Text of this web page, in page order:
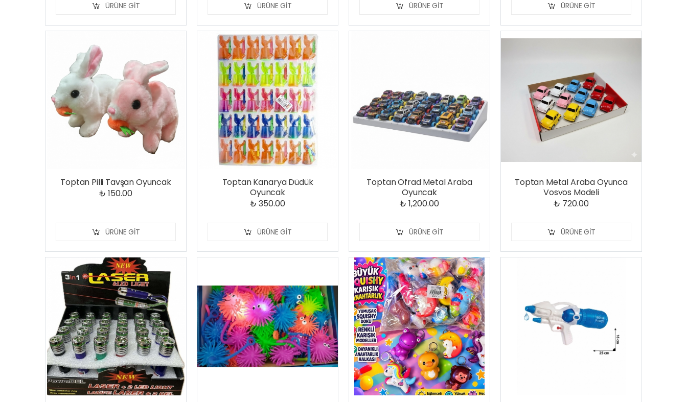
ÜRÜNE GIT ÜRÜNE GIT ÜRÜNE GIT ÜRÜNE GIT
Toptan Pilli Tavşan Oyuncak
₺ 150.00
ÜRÜNE GIT
Toptan Kanarya Düdük
Oyuncak
₺ 350.00
ÜRÜNE GIT
Toptan Ofrad Metal Araba
Oyuncak
₺ 1,200.00
ÜRÜNE GIT
Toptan Metal Araba Oyunca
Vosvos Modeli
₺ 720.00
ÜRÜNE GIT